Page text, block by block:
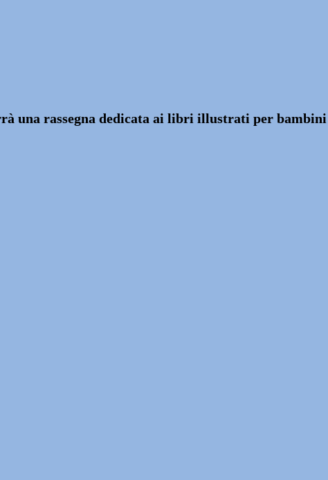
una rassegna dedicata ai libri illustrati per